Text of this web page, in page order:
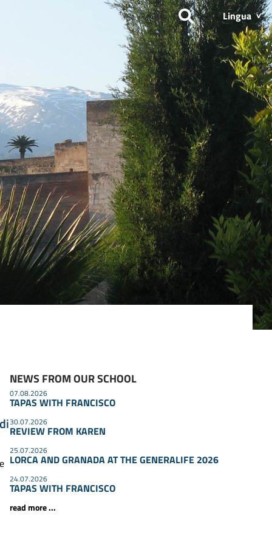
Lingua
NEWS FROM OUR SCHOOL
07.08.2026
TAPAS WITH FRANCISCO
30.07.2026
REVIEW FROM KAREN
25.07.2026
LORCA AND GRANADA AT THE GENERALIFE 2026
24.07.2026
TAPAS WITH FRANCISCO
read more ...